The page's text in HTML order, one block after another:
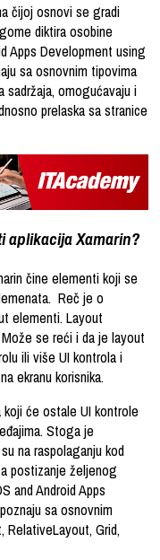
čijoj osnovi se gradi
diktira osobine
Apps Development using
sa osnovnim tipovima
sadržaja, omogućavaju i
prelaska sa stranice
aplikacija Xamarin?
čine elementi koji se
Reč je o
elementi. Layout
se reći i da je layout
ili više UI kontrola i
ekranu korisnika.
će ostale UI kontrole
Stoga je
na raspolaganju kod
postizanje željenog
and Android Apps
sa osnovnim
Grid,